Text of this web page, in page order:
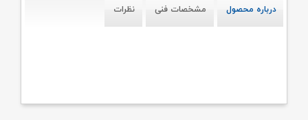
درباره محصول مشخصات فنی نظرات